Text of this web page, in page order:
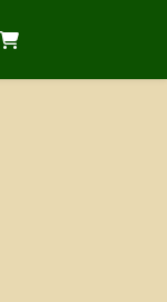
Warenkorb